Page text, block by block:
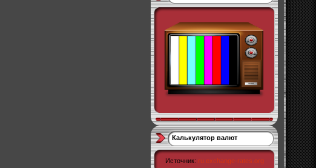
Калькулятор валют
Источник: ru.exchange-rates.org